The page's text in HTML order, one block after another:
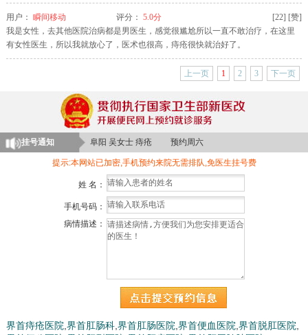
用户： 瞬间移动 评分： 5.0分 [22] [赞]
我是女性，去其他医院治病都是男医生，感觉很尴尬所以一直不敢治疗，在这里
有女性医生，所以我就放心了，医术也很高，痔疮很快就治好了。
上一页 1 2 3 下一页
挂号通知
颍上 李女士 肛周脓肿 预约周三
临泉 晨先生 肛瘘 预约周一
临泉 刘先生 肛裂 预约周日
阜阳 苏女士 大便出血 预约周一
阜阳 吴女士 痔疮 预约周六
亳州 陈先生 脱肛 预约周一
界首 许女士 便秘 预约周四
颍上 郑先生 肛周脓肿 预约周二
阜南 林女士 肛瘘 预约周日
阜南 陈先生 痔疮 预约周一
提示:本网站已加密,手机预约来院无需排队,免医生挂号费
姓 名：
手机号码：
病情描述：
界首痔疮医院 界首肛肠科, 界首肛肠医院 界首便血医院 界首脱肛医院